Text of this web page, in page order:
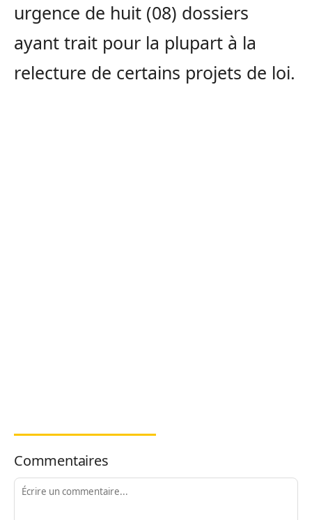
urgence de huit (08) dossiers
ayant trait pour la plupart à la
relecture de certains projets de loi.
Commentaires